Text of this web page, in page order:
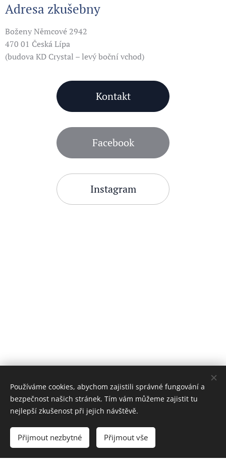
Adresa zkušebny
Boženy Němcové 2942
470 01 Česká Lípa
(budova KD Crystal – levý boční vchod)
Kontakt
Facebook
Instagram
Používáme cookies, abychom zajistili správné fungování a
bezpečnost našich stránek. Tím vám můžeme zajistit tu
nejlepší zkušenost při jejich návštěvě.
Přijmout nezbytné Přijmout vše